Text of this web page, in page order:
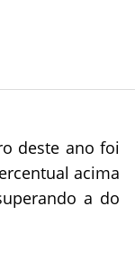
deste ano foi
acima
a do